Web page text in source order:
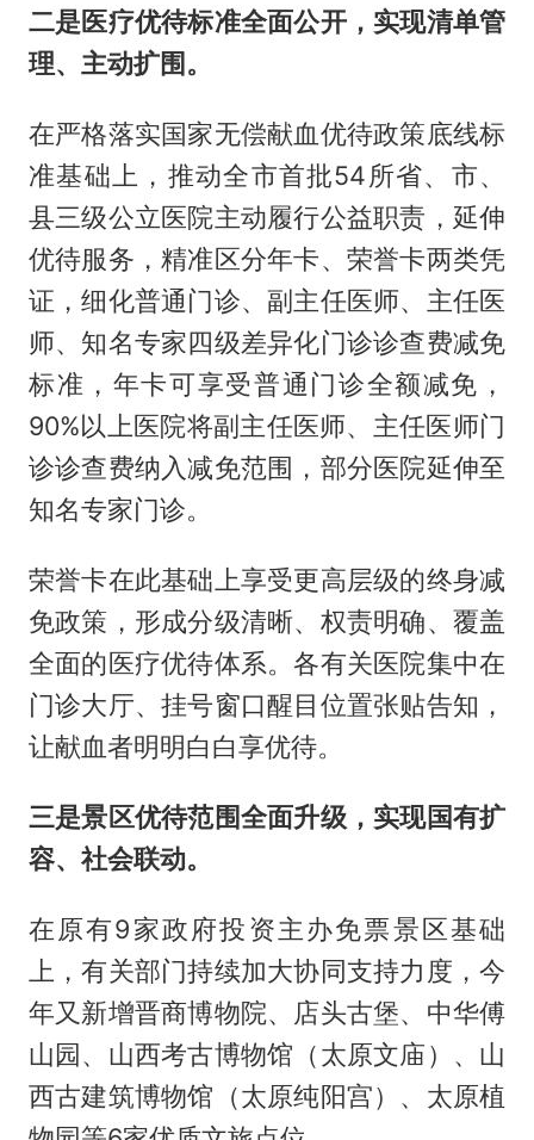
二是医疗优待标准全面公开，实现清单管
理、主动扩围。
在严格落实国家无偿献血优待政策底线标
准基础上，推动全市首批54所省、市、
县三级公立医院主动履行公益职责，延伸
优待服务，精准区分年卡、荣誉卡两类凭
证，细化普通门诊、副主任医师、主任医
师、知名专家四级差异化门诊诊查费减免
标准，年卡可享受普通门诊全额减免，
90%以上医院将副主任医师、主任医师门
诊诊查费纳入减免范围，部分医院延伸至
知名专家门诊。
荣誉卡在此基础上享受更高层级的终身减
免政策，形成分级清晰、权责明确、覆盖
全面的医疗优待体系。各有关医院集中在
门诊大厅、挂号窗口醒目位置张贴告知，
让献血者明明白白享优待。
三是景区优待范围全面升级，实现国有扩
容、社会联动。
在原有9家政府投资主办免票景区基础
上，有关部门持续加大协同支持力度，今
年又新增晋商博物院、店头古堡、中华傅
山园、山西考古博物馆（太原文庙）、山
西古建筑博物馆（太原纯阳宫）、太原植